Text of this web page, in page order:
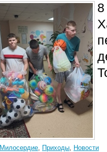
Милосердие, Приходы, Новости